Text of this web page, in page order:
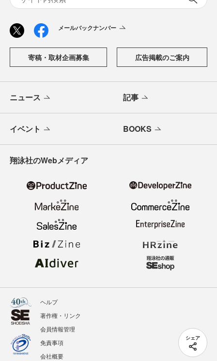
シェア
メールバックナンバー
寄稿・取材企画募集 広告掲載のご案内
ニュース 記事
イベント BOOKS
翔泳社のWebメディア
ヘルプ
著作権・リンク
会員情報管理
免責事項
会社概要